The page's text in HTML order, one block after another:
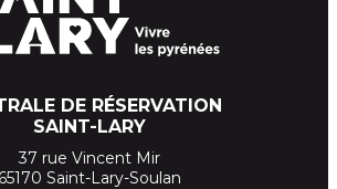
DE RÉSERVATION
SAINT-LARY
37 rue Vincent Mir
65170 Saint-Lary-Soulan